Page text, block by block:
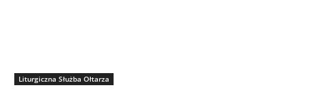
Liturgiczna Służba Ołtarza